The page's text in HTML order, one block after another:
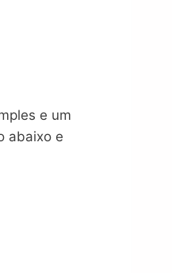
e um
abaixo e